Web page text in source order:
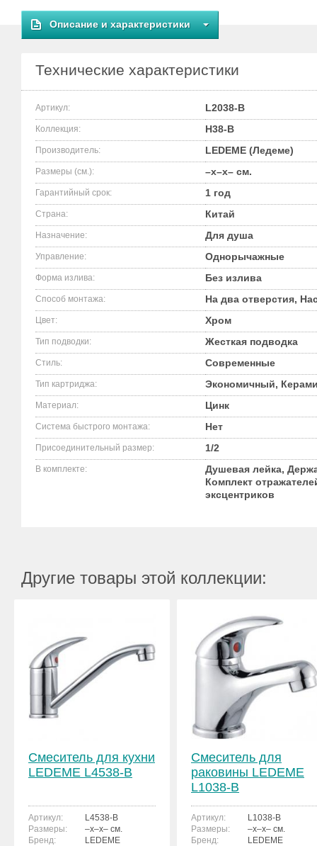
Описание и характеристики
Технические характеристики
Артикул: L2038-B
Коллекция: H38-B
Производитель: LEDEME (Ледеме)
Размеры (см.): –x–x– см.
Гарантийный срок: 1 год
Страна: Китай
Назначение: Для душа
Управление: Однорычажные
Форма излива: Без излива
Способ монтажа: На два отверстия,
Цвет: Хром
Тип подводки: Жесткая подводка
Стиль: Современные
Тип картриджа: Экономичный,
Материал: Цинк
Система быстрого монтажа: Нет
Присоединительный размер: 1/2
В комплекте:
Душевая лейка,
Комплект
эксцентриков
Другие товары этой коллекции:
Смеситель для кухни
LEDEME L4538-B
Артикул:
L4538-B
Размеры:
–x–x– см.
Бренд:
LEDEME
Смеситель для
раковины LEDEME
L1038-B
Артикул:
L1038-B
Размеры:
–x–x– см.
Бренд:
LEDEME